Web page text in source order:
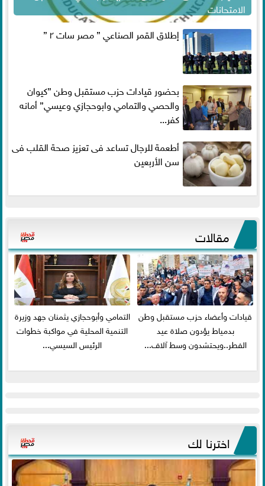
الامتحانات
إطلاق القمر الصناعي ” مصر سات ٢ ”
بحضور قيادات حزب مستقبل وطن ”كيوان
والحصي والتمامي وابوحجازي وعيسي” أمانه
كفر...
أطعمة للرجال تساعد فى تعزيز صحة القلب فى
سن الأربعين
مقالات
قيادات وأعضاء حزب مستقبل وطن
بدمياط يؤدون صلاة عيد
الفطر..ويحتشدون وسط آلاف...
التمامي وأبوحجازي يثمنان جهد وزيرة
التنمية المحلية في مواكبة خطوات
الرئيس السيسي...
اخترنا لك